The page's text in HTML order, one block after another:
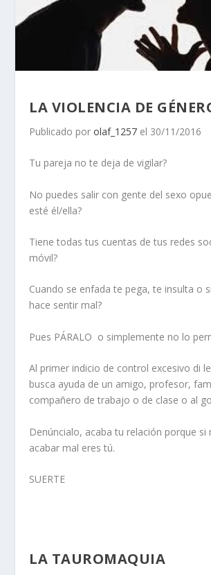
LA VIOLENCIA DE
Publicado porolaf_1257 el 30/11/2016
Tu pareja no te deja de vigilar?
No puedes salir con gente del sexo
esté él/ella?
Tiene todas tus cuentas de tus redes
móvil?
Cuando se enfada te pega, te insulta o
hace sentir mal?
Pues PÁRALO o simplemente no lo
Al primer indicio de control excesivo di
busca ayuda de un amigo, profesor,
compañero de trabajo o de clase o al
Denúncialo, acaba tu relación porque si
acabar mal eres tú.
SUERTE
LA TAUROMAQUIA